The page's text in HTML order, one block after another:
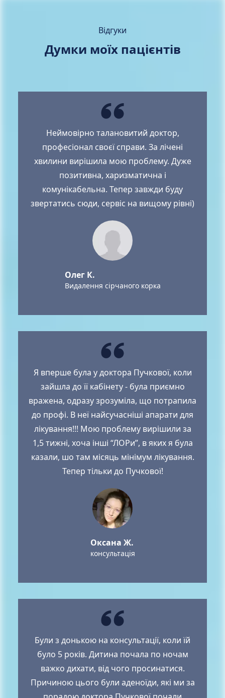
Відгуки
Думки моїх пацієнтів
Неймовірно талановитий доктор,
професіонал своєї справи. За лічені
хвилини вирішила мою проблему. Дуже
позитивна, харизматична і
комунікабельна. Тепер завжди буду
звертатись сюди, сервіс на вищому рівні)
Олег К.
Видалення сірчаного корка
Я вперше була у доктора Пучкової, коли
зайшла до її кабінету - була приємно
вражена, одразу зрозуміла, що потрапила
до профі. В неї найсучасніші апарати для
лікування!!! Мою проблему вирішили за
1,5 тижні, хоча інші “ЛОРи”, в яких я була
казали, шо там місяць мінімум лікування.
Тепер тільки до Пучкової!
Оксана Ж.
консультація
Були з донькою на консультації, коли їй
було 5 років. Дитина почала по ночам
важко дихати, від чого просинатися.
Причиною цього були аденоїди, які ми за